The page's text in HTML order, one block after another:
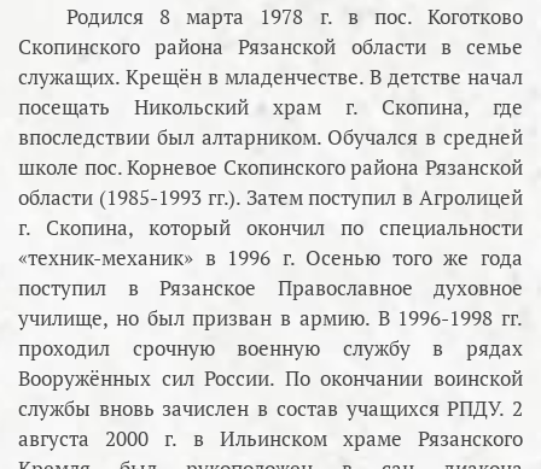
Родился 8 марта 1978 г. в пос. Коготково
Скопинского района Рязанской области в семье
служащих. Крещён в младенчестве. В детстве начал
посещать Никольский храм г. Скопина, где
впоследствии был алтарником. Обучался в средней
школе пос. Корневое Скопинского района Рязанской
области (1985-1993 гг.). Затем поступил в Агролицей
г. Скопина, который окончил по специальности
«техник-механик» в 1996 г. Осенью того же года
поступил в Рязанское Православное духовное
училище, но был призван в армию. В 1996-1998 гг.
проходил срочную военную службу в рядах
Вооружённых сил России. По окончании воинской
службы вновь зачислен в состав учащихся РПДУ. 2
августа 2000 г. в Ильинском храме Рязанского